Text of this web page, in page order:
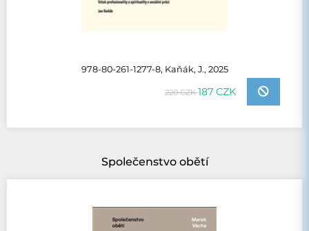
978-80-261-1277-8, Kaňák, J., 2025
220 CZK187 CZK
Společenstvo obětí